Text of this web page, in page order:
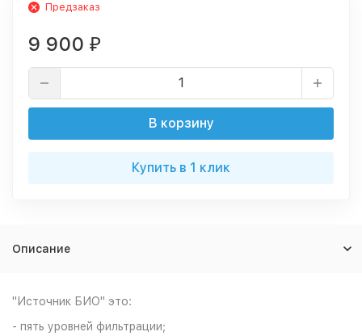
Предзаказ
9 900 ₽
В корзину
Купить в 1 клик
Описание
"Источник БИО" это:
- пять уровней фильтрации;